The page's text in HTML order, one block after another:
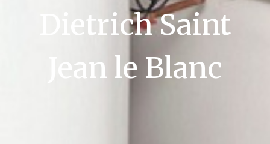
Dietrich Saint
Jean le Blanc